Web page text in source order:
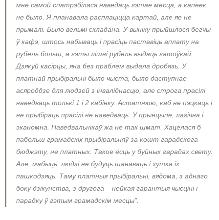
мне самой спатрэбілася наведаць гэтае месца, а капеек
не было. Я планавала расплаціцца картай, але яе не
прымалі. Было вельмі складана. У выніку прыйшлося бегчы
ў кафэ, штось набываць і прасіць паставіць аплату на
рубель больш, а гэты лішні рубель выдаць гатоўкай.
Дзякуй касірцы, яна без праблем выдала дробязь. У
платнай прыбіральні было чыста, было даступнае
асяроддзе для людзей з інваліднасцю, але строга прасілі
наведваць толькі 1 і 2 кабінку. Астатнюю, каб не пэцкаць і
не прыбіраць прасілі не наведваць. У прынцыпе, лагічна і
эканомна. Наведвальнікаў жа не так шмат. Хацелася б
пабольш грамадскіх прыбіральняў за кошт гарадскога
бюджэту, не платных. Такое ёсць у буйных гарадах свету.
Але, мабыць, людзі не будуць шанаваць і хутка іх
пашкодзяць. Таму платныя прыбіральні, вядома, з аднаго
боку дзікунства, з другога – нейкая гарантыя чысціні і
парадку ў гэтым грамадскім месцы”.